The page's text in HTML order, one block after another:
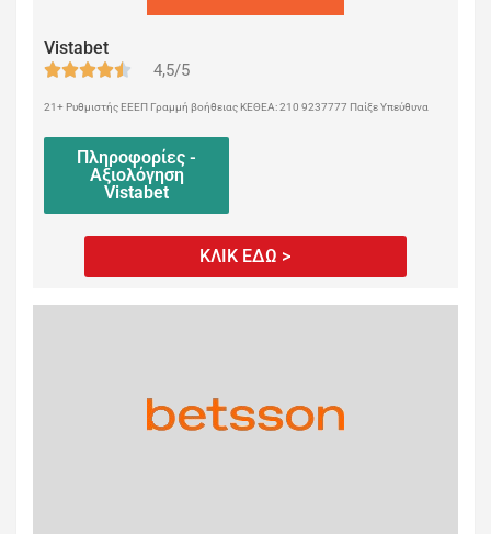
Vistabet
4,5/5
21+ Ρυθμιστής ΕΕΕΠ Γραμμή βοήθειας ΚΕΘΕΑ: 210 9237777 Παίξε Υπεύθυνα
Πληροφορίες -
Αξιολόγηση
Vistabet
ΚΛΙΚ ΕΔΩ >